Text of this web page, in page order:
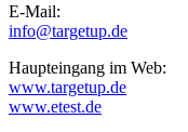
E-Mail:
info@targetup.de
Haupteingang im Web:
www.targetup.de
www.etest.de